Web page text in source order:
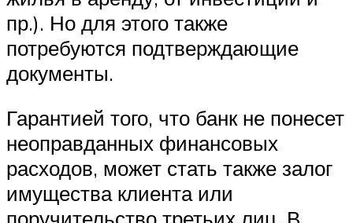
пр.). Но для этого также
потребуются подтверждающие
документы.
Гарантией того, что банк не понесет
неоправданных финансовых
расходов, может стать также залог
имущества клиента или